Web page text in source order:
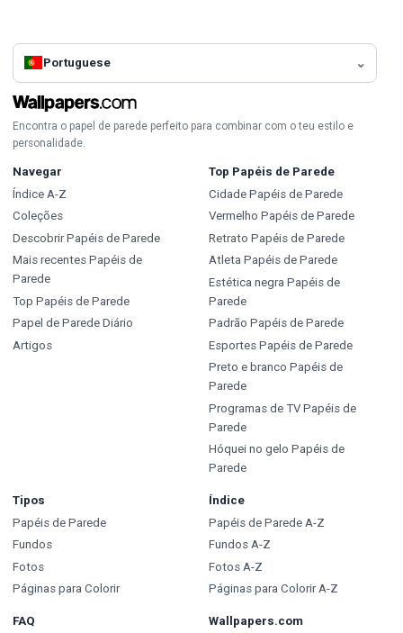
Portuguese
Encontra o papel de parede perfeito para combinar com o teu estilo e
personalidade.
Navegar
Índice A-Z
Coleções
Descobrir Papéis de Parede
Mais recentes Papéis de
Parede
Top Papéis de Parede
Papel de Parede Diário
Artigos
Top Papéis de Parede
Cidade Papéis de Parede
Vermelho Papéis de Parede
Retrato Papéis de Parede
Atleta Papéis de Parede
Estética negra Papéis de
Parede
Padrão Papéis de Parede
Esportes Papéis de Parede
Preto e branco Papéis de
Parede
Programas de TV Papéis de
Parede
Hóquei no gelo Papéis de
Parede
Tipos
Papéis de Parede
Fundos
Fotos
Páginas para Colorir
Índice
Papéis de Parede A-Z
Fundos A-Z
Fotos A-Z
Páginas para Colorir A-Z
FAQ Wallpapers.com